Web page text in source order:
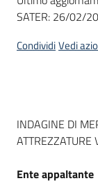
telematiche
site
SATER: 26/02/
CondividiVedi
Dati del
INDAGINE DI
ATTREZZATURE
Ente appaltante